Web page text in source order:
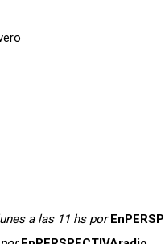
a las 11 hs por